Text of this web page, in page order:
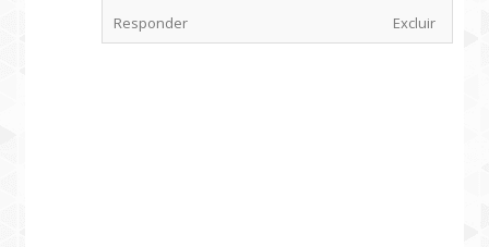
Responder Excluir